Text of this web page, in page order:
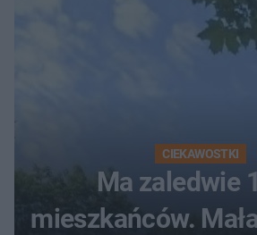
CIEKAWOSTKI
Ma zaledwie
mieszkańców.